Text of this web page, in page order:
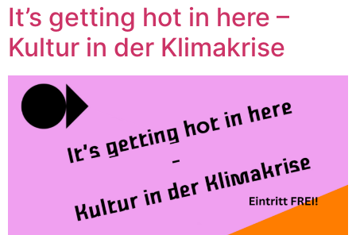
It’s getting hot in here –
Kultur in der Klimakrise